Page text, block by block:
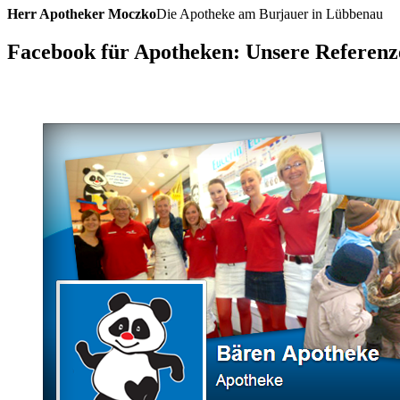
Herr Apotheker MoczkoDie Apotheke am Burjauer in Lübbenau
Facebook für Apotheken: Unsere